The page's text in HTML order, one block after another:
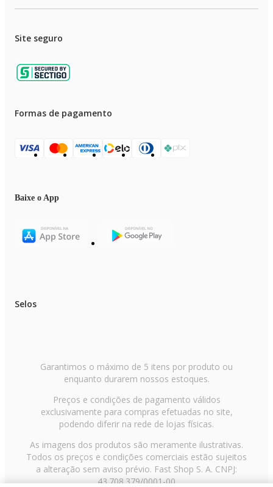
Site seguro
Formas de pagamento
Baixe o App
Selos
Garantimos o máximo de 5 itens por produto ou
enquanto durarem nossos estoques.
Preços e condições de pagamento válidos
exclusivamente para compras efetuadas no site,
podendo diferir na rede de lojas físicas.
As imagens dos produtos são meramente ilustrativas.
Todos os preços e condições comerciais estão sujeitos
a alteração sem aviso prévio. Fast Shop S. A. CNPJ:
43.708.379/0001-00